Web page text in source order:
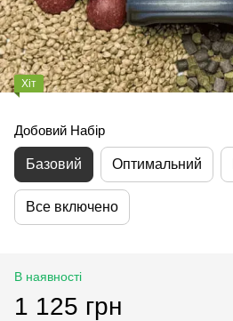
Хіт
Добовий Набір
Базовий Оптимальний
Все включено
В наявності
1 125 грн